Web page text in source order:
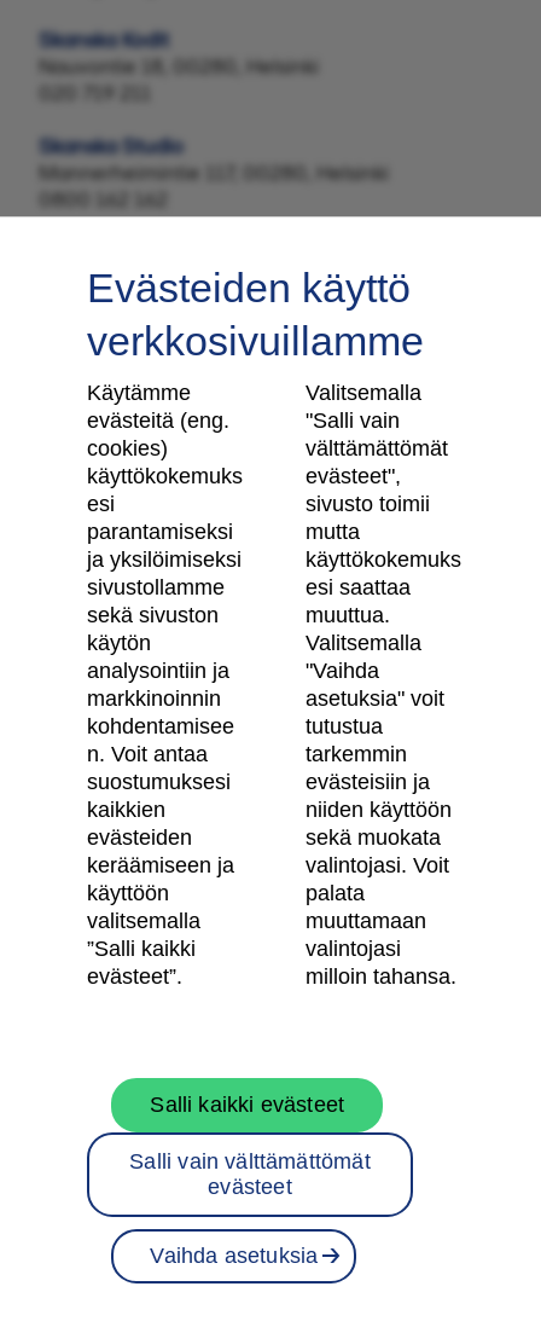
Ota yhteyttä
Skanska Kodit
Nauvontie 18, 00280, Helsinki
Skanska Studio
Mannerheimintie 117, 00280, Helsinki
0800 162 162
Tilaa uutiskirje
Skanska Kodit
Artikkelit
Digitaalinen asuntokauppa
Asiakkaiden kokemuksia meistä
Vastuullisuus
Tietosuojaseloste
Käyttöehdot
Evästeasetukset
Saavutettavuusseloste
Oma Skanska
Tietoa Skanskasta
Töihin meille
Rakentamispalvelut
Skanska Suomessa
Projektit
Evästeiden käyttö
verkkosivuillamme
Käytämme
evästeitä (eng.
cookies)
käyttökokemuks
esi
parantamiseksi
ja yksilöimiseksi
sivustollamme
sekä sivuston
käytön
analysointiin ja
markkinoinnin
kohdentamisee
n. Voit antaa
suostumuksesi
kaikkien
evästeiden
keräämiseen ja
käyttöön
valitsemalla
”Salli kaikki
evästeet”.
Valitsemalla
"Salli vain
välttämättömät
evästeet",
sivusto toimii
mutta
käyttökokemuks
esi saattaa
muuttua.
Valitsemalla
"Vaihda
asetuksia" voit
tutustua
tarkemmin
evästeisiin ja
niiden käyttöön
sekä muokata
valintojasi. Voit
palata
muuttamaan
valintojasi
milloin tahansa.
Vaihda asetuksia
Salli vain välttämättömät
evästeet
Salli kaikki evästeet